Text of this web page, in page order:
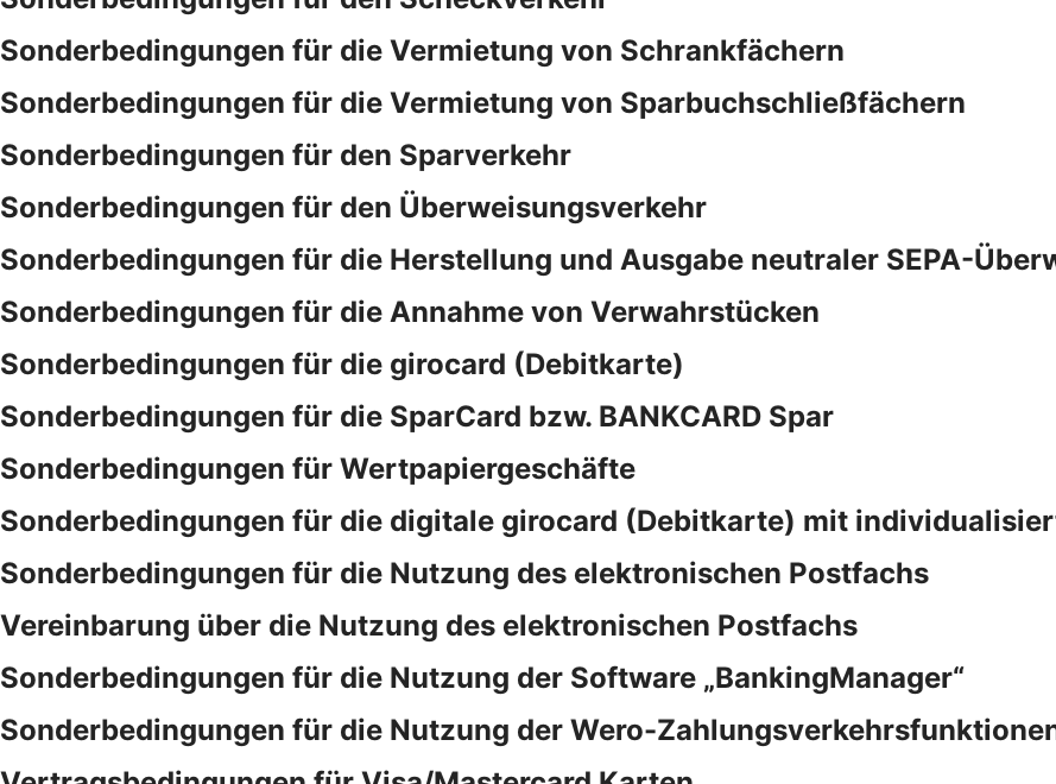
Sonderbedingungen für die Vermietung von Schrankfächern
Sonderbedingungen für die Vermietung von Sparbuchschließfächern
Sonderbedingungen für den Sparverkehr
Sonderbedingungen für den Überweisungsverkehr
Sonderbedingungen für die Herstellung und Ausgabe neutraler SEPA-
Sonderbedingungen für die Annahme von Verwahrstücken
Sonderbedingungen für die girocard (Debitkarte)
Sonderbedingungen für die SparCard bzw. BANKCARD Spar
Sonderbedingungen für Wertpapiergeschäfte
Sonderbedingungen für die digitale girocard (Debitkarte) mit
Sonderbedingungen für die Nutzung des elektronischen Postfachs
Vereinbarung über die Nutzung des elektronischen Postfachs
Sonderbedingungen für die Nutzung der Software „BankingManager“
Sonderbedingungen für die Nutzung der Wero-